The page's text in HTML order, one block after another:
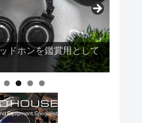
ドホンを鑑賞用として
は結局どうなのか